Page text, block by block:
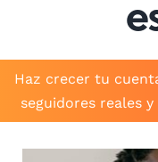
Haz crecer tu
seguidores reales